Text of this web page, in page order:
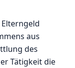
aus
des
Tätigkeit die